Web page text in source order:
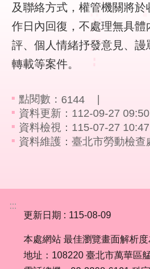
紹
業
務
資
訊
線
上
服
務
訊
相
關
及聯絡方式，權管機關將
作日內回復，不處理無具
評、個人情緒抒發意見、謾
轉載等案件。
點閱數： 6144
資料更新：112-09-27 09:50
資料檢視：115-07-27 10:47
資料維護：臺北市勞動檢查
:::
更新日期
115-08-09
本處網站 最佳瀏覽畫面解析
地址：108220 臺北市萬華區